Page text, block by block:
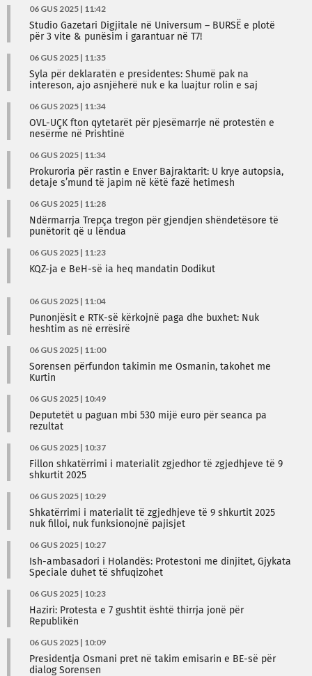
06 GUS 2025 | 11:42
Studio Gazetari Digjitale në Universum – BURSË e plotë
për 3 vite & punësim i garantuar në T7!
06 GUS 2025 | 11:35
Syla për deklaratën e presidentes: Shumë pak na
intereson, ajo asnjëherë nuk e ka luajtur rolin e saj
06 GUS 2025 | 11:34
OVL-UÇK fton qytetarët për pjesëmarrje në protestën e
nesërme në Prishtinë
06 GUS 2025 | 11:34
Prokuroria për rastin e Enver Bajraktarit: U krye autopsia,
detaje s’mund të japim në këtë fazë hetimesh
06 GUS 2025 | 11:28
Ndërmarrja Trepça tregon për gjendjen shëndetësore të
punëtorit që u lëndua
06 GUS 2025 | 11:23
KQZ-ja e BeH-së ia heq mandatin Dodikut
06 GUS 2025 | 11:04
Punonjësit e RTK-së kërkojnë paga dhe buxhet: Nuk
heshtim as në errësirë
06 GUS 2025 | 11:00
Sorensen përfundon takimin me Osmanin, takohet me
Kurtin
06 GUS 2025 | 10:49
Deputetët u paguan mbi 530 mijë euro për seanca pa
rezultat
06 GUS 2025 | 10:37
Fillon shkatërrimi i materialit zgjedhor të zgjedhjeve të 9
shkurtit 2025
06 GUS 2025 | 10:29
Shkatërrimi i materialit të zgjedhjeve të 9 shkurtit 2025
nuk filloi, nuk funksionojnë pajisjet
06 GUS 2025 | 10:27
Ish-ambasadori i Holandës: Protestoni me dinjitet, Gjykata
Speciale duhet të shfuqizohet
06 GUS 2025 | 10:23
Haziri: Protesta e 7 gushtit është thirrja jonë për
Republikën
06 GUS 2025 | 10:09
Presidentja Osmani pret në takim emisarin e BE-së për
dialog Sorensen